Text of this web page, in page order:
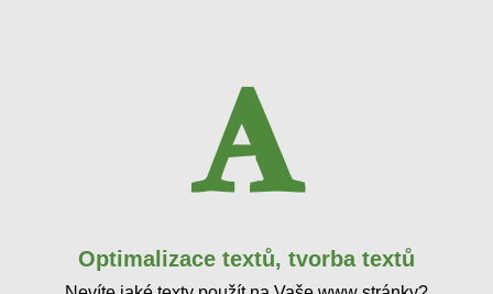
Optimalizace textů, tvorba textů